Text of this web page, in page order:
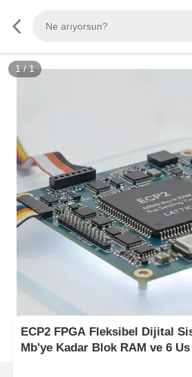
1 / 1
ECP2 FPGA Fleksibel Dijital
Mb'ye Kadar Blok RAM ve 6